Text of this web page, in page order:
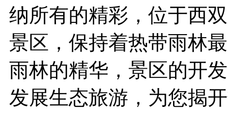
纳所有的精彩，位于西
景区，保持着热带雨林
雨林的精华，景区的开
发展生态旅游，为您揭